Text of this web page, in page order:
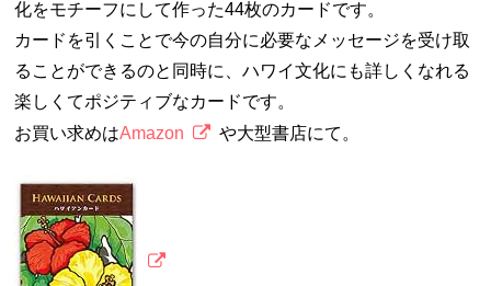
化をモチーフにして作った44枚のカードです。
カードを引くことで今の自分に必要なメッセージを受け取
ることができるのと同時に、ハワイ文化にも詳しくなれる
楽しくてポジティブなカードです。
お買い求めはAmazon や大型書店にて。